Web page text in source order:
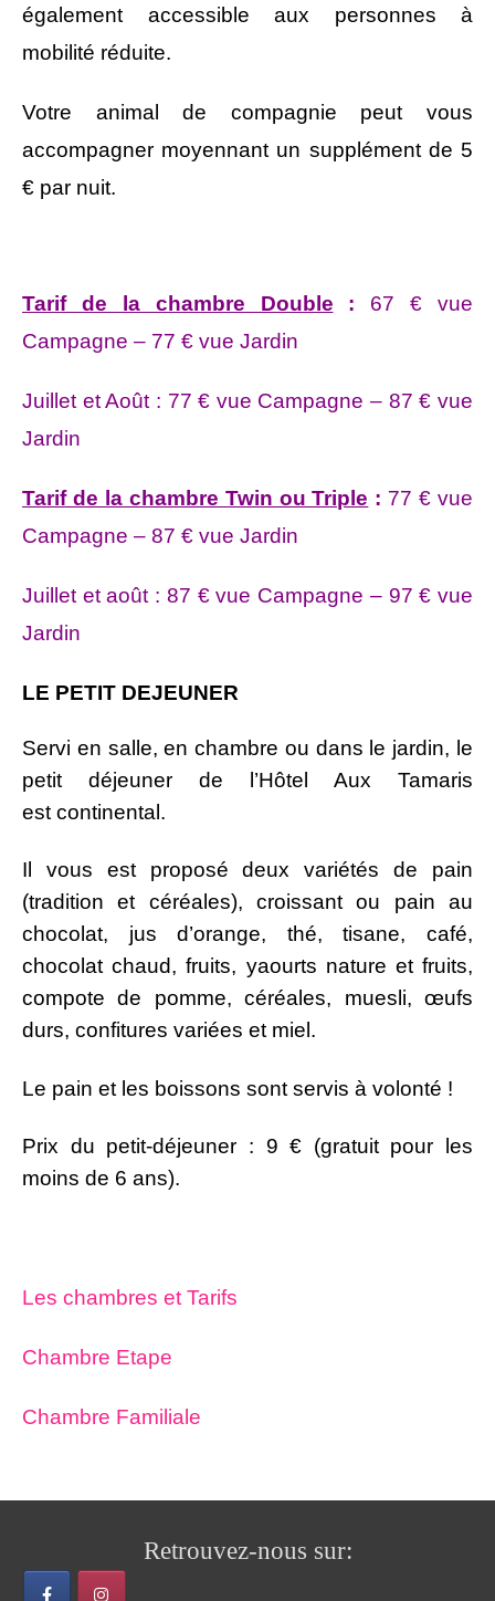
également accessible aux personnes à
mobilité réduite.
Votre animal de compagnie peut vous
accompagner moyennant un supplément de 5
€ par nuit.
Tarif de la chambre Double : 67 € vue
Campagne – 77 € vue Jardin
Juillet et Août : 77 € vue Campagne – 87 € vue
Jardin
Tarif de la chambre Twin ou Triple : 77 € vue
Campagne – 87 € vue Jardin
Juillet et août : 87 € vue Campagne – 97 € vue
Jardin
LE PETIT DEJEUNER
Servi en salle, en chambre ou dans le jardin, le
petit déjeuner de l’Hôtel Aux Tamaris
est continental.
Il vous est proposé deux variétés de pain
(tradition et céréales), croissant ou pain au
chocolat, jus d’orange, thé, tisane, café,
chocolat chaud, fruits, yaourts nature et fruits,
compote de pomme, céréales, muesli, œufs
durs, confitures variées et miel.
Le pain et les boissons sont servis à volonté !
Prix du petit-déjeuner : 9 € (gratuit pour les
moins de 6 ans).
Les chambres et Tarifs
Chambre Etape
Chambre Familiale
Retrouvez-nous sur: